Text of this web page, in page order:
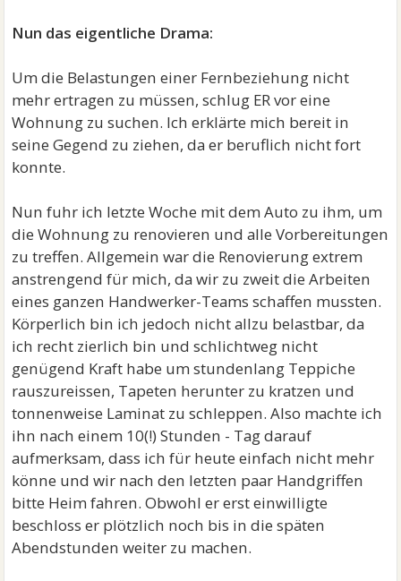
Nun das eigentliche Drama:
Um die Belastungen einer Fernbeziehung nicht
mehr ertragen zu müssen, schlug ER vor eine
Wohnung zu suchen. Ich erklärte mich bereit in
seine Gegend zu ziehen, da er beruflich nicht fort
konnte.
Nun fuhr ich letzte Woche mit dem Auto zu ihm, um
die Wohnung zu renovieren und alle Vorbereitungen
zu treffen. Allgemein war die Renovierung extrem
anstrengend für mich, da wir zu zweit die Arbeiten
eines ganzen Handwerker-Teams schaffen mussten.
Körperlich bin ich jedoch nicht allzu belastbar, da
ich recht zierlich bin und schlichtweg nicht
genügend Kraft habe um stundenlang Teppiche
rauszureissen, Tapeten herunter zu kratzen und
tonnenweise Laminat zu schleppen. Also machte ich
ihn nach einem 10(!) Stunden - Tag darauf
aufmerksam, dass ich für heute einfach nicht mehr
könne und wir nach den letzten paar Handgriffen
bitte Heim fahren. Obwohl er erst einwilligte
beschloss er plötzlich noch bis in die späten
Abendstunden weiter zu machen.